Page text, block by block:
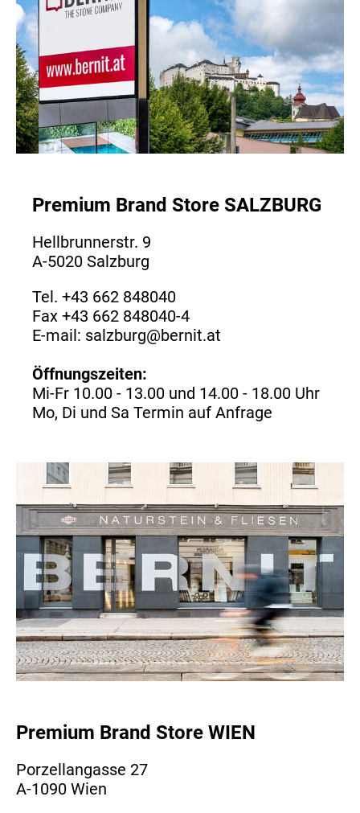
Premium Brand Store SALZBURG
Hellbrunnerstr. 9
A-5020 Salzburg
Tel. +43 662 848040
Fax +43 662 848040-4
E-mail: salzburg@bernit.at
Öffnungszeiten:
Mi-Fr 10.00 - 13.00 und 14.00 - 18.00 Uhr
Mo, Di und Sa Termin auf Anfrage
Premium Brand Store WIEN
Porzellangasse 27
A-1090 Wien